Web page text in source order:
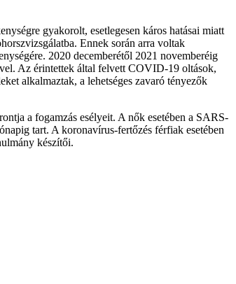
gyakorolt, esetlegesen káros hatásai miatt
Ennek során arra voltak
2020 decemberétől 2021 novemberéig
Az érintettek által felvett COVID-19 oltások,
alkalmaztak, a lehetséges zavaró tényezők
a fogamzás esélyeit. A nők esetében a SARS-
tart. A koronavírus-fertőzés férfiak esetében
készítői.